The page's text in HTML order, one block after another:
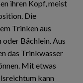
ihren Kopf, meist
Die
Trinken aus
Bächlein. Aus
das Trinkwasser
Mit etwas
kann